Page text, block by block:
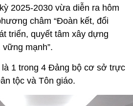
2025-2030 vừa diễn ra hôm
châm “Đoàn kết, đổi
triển, quyết tâm xây dựng
mạnh”.
1 trong 4 Đảng bộ cơ sở trực
tộc và Tôn giáo.